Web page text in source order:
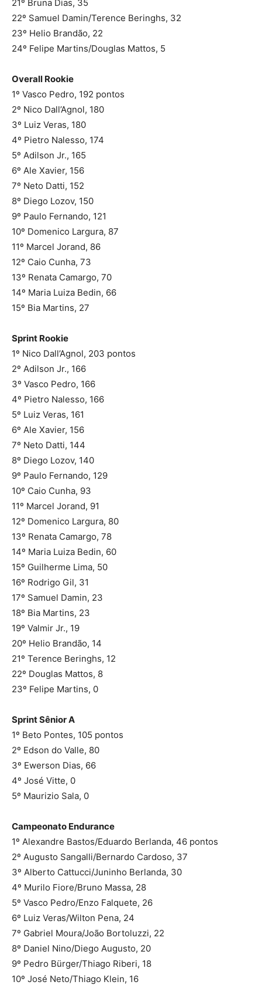
21º Bruna Dias, 35
22º Samuel Damin/Terence Beringhs, 32
23º Helio Brandão, 22
24º Felipe Martins/Douglas Mattos, 5
Overall Rookie
1º Vasco Pedro, 192 pontos
2º Nico Dall’Agnol, 180
3º Luiz Veras, 180
4º Pietro Nalesso, 174
5º Adilson Jr., 165
6º Ale Xavier, 156
7º Neto Datti, 152
8º Diego Lozov, 150
9º Paulo Fernando, 121
10º Domenico Largura, 87
11º Marcel Jorand, 86
12º Caio Cunha, 73
13º Renata Camargo, 70
14º Maria Luiza Bedin, 66
15º Bia Martins, 27
Sprint Rookie
1º Nico Dall’Agnol, 203 pontos
2º Adilson Jr., 166
3º Vasco Pedro, 166
4º Pietro Nalesso, 166
5º Luiz Veras, 161
6º Ale Xavier, 156
7º Neto Datti, 144
8º Diego Lozov, 140
9º Paulo Fernando, 129
10º Caio Cunha, 93
11º Marcel Jorand, 91
12º Domenico Largura, 80
13º Renata Camargo, 78
14º Maria Luiza Bedin, 60
15º Guilherme Lima, 50
16º Rodrigo Gil, 31
17º Samuel Damin, 23
18º Bia Martins, 23
19º Valmir Jr., 19
20º Helio Brandão, 14
21º Terence Beringhs, 12
22º Douglas Mattos, 8
23º Felipe Martins, 0
Sprint Sênior A
1º Beto Pontes, 105 pontos
2º Edson do Valle, 80
3º Ewerson Dias, 66
4º José Vitte, 0
5º Maurizio Sala, 0
Campeonato Endurance
1º Alexandre Bastos/Eduardo Berlanda, 46 pontos
2º Augusto Sangalli/Bernardo Cardoso, 37
3º Alberto Cattucci/Juninho Berlanda, 30
4º Murilo Fiore/Bruno Massa, 28
5º Vasco Pedro/Enzo Falquete, 26
6º Luiz Veras/Wilton Pena, 24
7º Gabriel Moura/João Bortoluzzi, 22
8º Daniel Nino/Diego Augusto, 20
9º Pedro Bürger/Thiago Riberi, 18
10º José Neto/Thiago Klein, 16